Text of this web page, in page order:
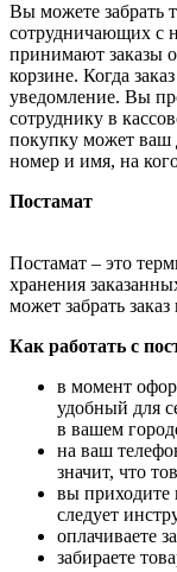
Вы можете забрать
сотрудничающих с
принимают заказы
корзине. Когда
уведомление. Вы
сотруднику в
покупку может ваш
номер и имя, на
Постамат
Постамат – это
хранения
может забрать
Как работать с
в момент
удобный для
в вашем
на ваш
значит, что
вы приходите
следует
оплачиваете
забираете